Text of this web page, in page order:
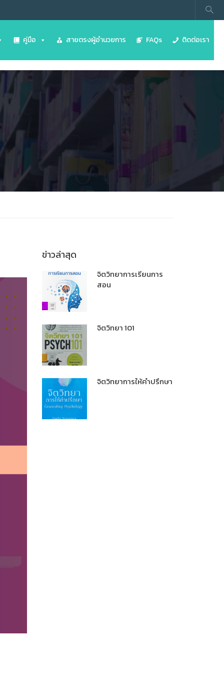
คู่มือ สายตรงผู้อำนวยการ FAQs ติดต่อเรา
ข่าวล่าสุด
จิตวิทยาการเรียนการ
สอน
จิตวิทยา 101
จิตวิทยาการให้คำปรึกษา